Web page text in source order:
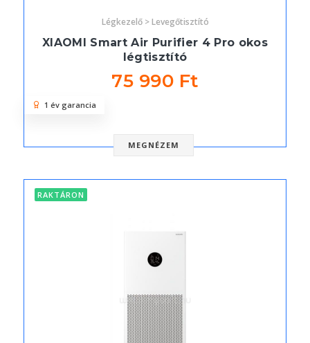
Légkezelő > Levegőtisztító
XIAOMI Smart Air Purifier 4 Pro okos
légtisztító
75 990 Ft
MEGNÉZEM
1 év garancia
RAKTÁRON